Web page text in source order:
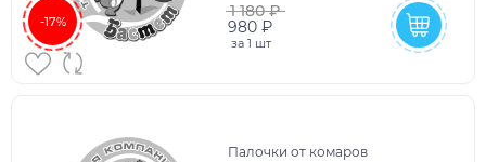
-17%
1 180 ₽
980 ₽
за 1 шт
Палочки от комаров